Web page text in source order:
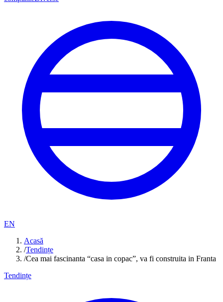
EN
Acasă
/Tendințe
/Cea mai fascinanta “casa in copac”, va fi construita in Franta
Tendințe